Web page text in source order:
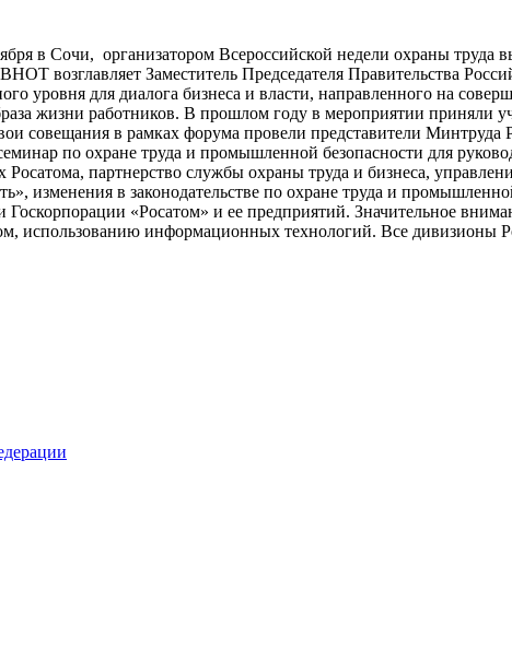
в Сочи, организатором Всероссийской недели охраны труда
возглавляет Заместитель Председателя Правительства
для диалога бизнеса и власти, направленного на
жизни работников. В прошлом году в мероприятии приняли
совещания в рамках форума провели представители
по охране труда и промышленной безопасности для
партнерство службы охраны труда и бизнеса,
изменения в законодательстве по охране труда и
Госкорпорации «Росатом» и ее предприятий. Значительное
использованию информационных технологий. Все дивизионы